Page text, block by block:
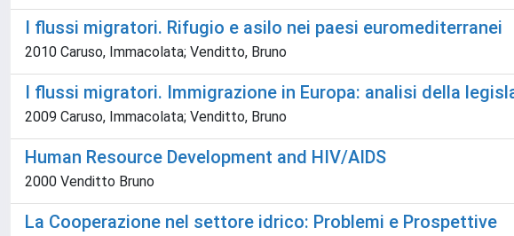
I flussi migratori. Rifugio e asilo nei paesi euromediterranei
2010 Caruso, Immacolata; Venditto, Bruno
I flussi migratori. Immigrazione in Europa: analisi della
2009 Caruso, Immacolata; Venditto, Bruno
Human Resource Development and HIV/AIDS
2000 Venditto Bruno
La Cooperazione nel settore idrico: Problemi e Prospettive